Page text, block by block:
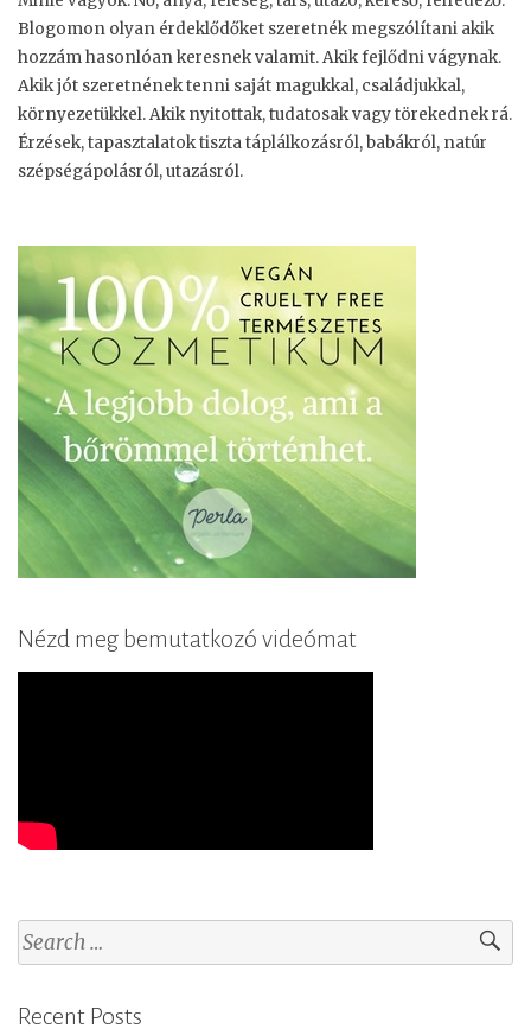
Blogomon olyan érdeklődőket szeretnék megszólítani akik
hozzám hasonlóan keresnek valamit. Akik fejlődni vágynak.
Akik jót szeretnének tenni saját magukkal, családjukkal,
környezetükkel. Akik nyitottak, tudatosak vagy törekednek rá.
Érzések, tapasztalatok tiszta táplálkozásról, babákról, natúr
szépségápolásról, utazásról.
Nézd meg bemutatkozó videómat
S
e
r
Recent Posts